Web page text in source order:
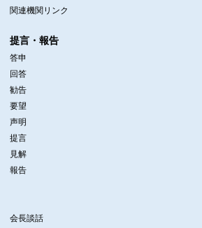
関連機関リンク
提言・報告
答申
回答
勧告
要望
声明
提言
見解
報告
会長談話